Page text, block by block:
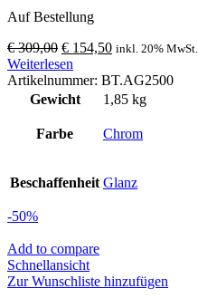
Auf Bestellung
€309,00 Ursprünglicher
Preis
war:
€ 309,00
€ 154,50Aktueller
ist:
€ 154,50.
inkl. 20% MwSt.
Weiterlesen
Artikelnummer: BT.AG2500
Gewicht
1,85 kg
Farbe Chrom
Beschaffenheit Glanz
-50%
Add to compare
Schnellansicht
Zur Wunschliste hinzufügen